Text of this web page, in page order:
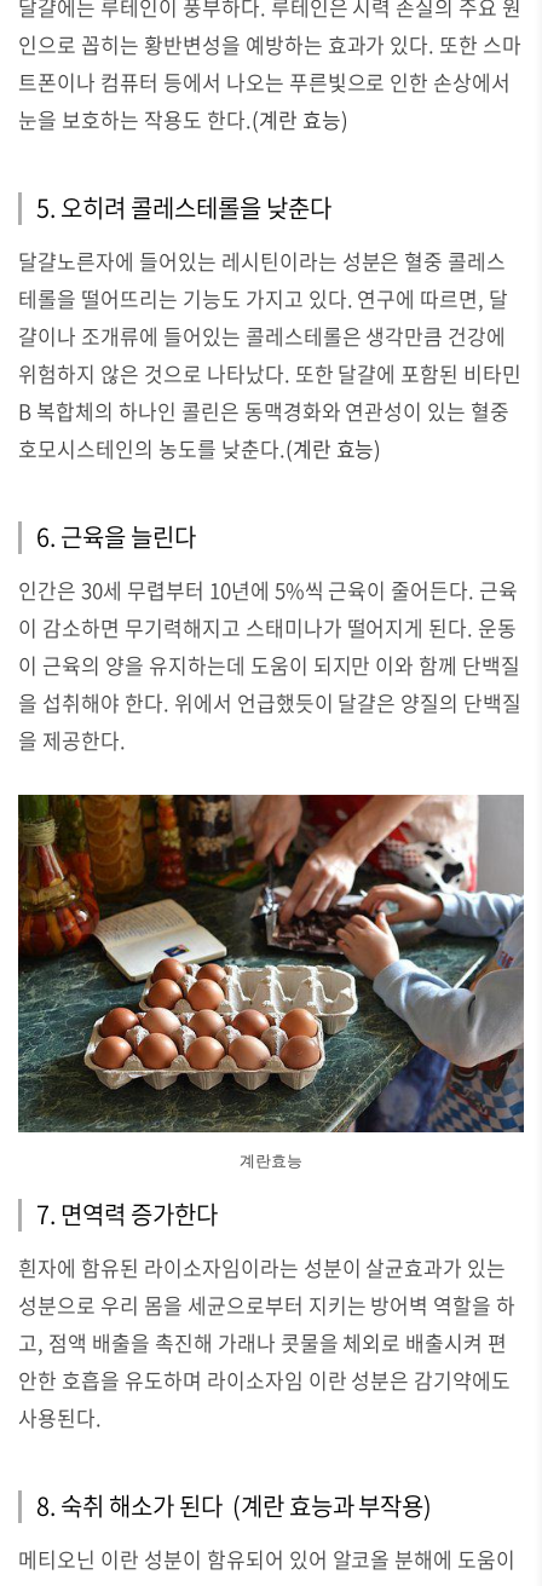
달걀에는 루테인이 풍부하다. 루테인은 시력 손실의 주요 원
인으로 꼽히는 황반변성을 예방하는 효과가 있다. 또한 스마
트폰이나 컴퓨터 등에서 나오는 푸른빛으로 인한 손상에서
눈을 보호하는 작용도 한다.(계란 효능)
5. 오히려 콜레스테롤을 낮춘다
달걀노른자에 들어있는 레시틴이라는 성분은 혈중 콜레스
테롤을 떨어뜨리는 기능도 가지고 있다. 연구에 따르면, 달
걀이나 조개류에 들어있는 콜레스테롤은 생각만큼 건강에
위험하지 않은 것으로 나타났다. 또한 달걀에 포함된 비타민
B 복합체의 하나인 콜린은 동맥경화와 연관성이 있는 혈중
호모시스테인의 농도를 낮춘다.(계란 효능)
6. 근육을 늘린다
인간은 30세 무렵부터 10년에 5%씩 근육이 줄어든다. 근육
이 감소하면 무기력해지고 스태미나가 떨어지게 된다. 운동
이 근육의 양을 유지하는데 도움이 되지만 이와 함께 단백질
을 섭취해야 한다. 위에서 언급했듯이 달걀은 양질의 단백질
을 제공한다.
계란효능
7. 면역력 증가한다
흰자에 함유된 라이소자임이라는 성분이 살균효과가 있는
성분으로 우리 몸을 세균으로부터 지키는 방어벽 역할을 하
고, 점액 배출을 촉진해 가래나 콧물을 체외로 배출시켜 편
안한 호흡을 유도하며 라이소자임 이란 성분은 감기약에도
사용된다.
8. 숙취 해소가 된다 (계란 효능과 부작용)
메티오닌 이란 성분이 함유되어 있어 알코올 분해에 도움이